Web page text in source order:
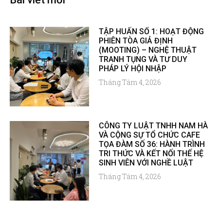
TẬP HUẤN SỐ 1: HOẠT ĐỘNG
PHIÊN TÒA GIẢ ĐỊNH
(MOOTING) – NGHỆ THUẬT
TRANH TỤNG VÀ TƯ DUY
PHÁP LÝ HỘI NHẬP
Tháng Tám 4, 2026
CÔNG TY LUẬT TNHH NAM HÀ
VÀ CỘNG SỰ TỔ CHỨC CAFE
TỌA ĐÀM SỐ 36: HÀNH TRÌNH
TRI THỨC VÀ KẾT NỐI THẾ HỆ
SINH VIÊN VỚI NGHỀ LUẬT
Tháng Tám 4, 2026